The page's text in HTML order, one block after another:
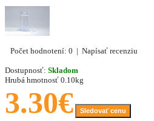
Počet hodnotení: 0 | Napísať recenziu
Dostupnosť: Skladom
Hrubá hmotnosť 0.10kg
3.30€
Sledovať cenu